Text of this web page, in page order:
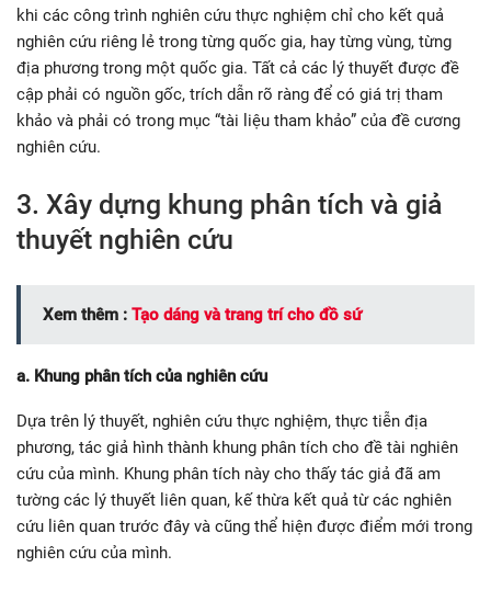
khi các công trình nghiên cứu thực nghiệm chỉ cho kết quả
nghiên cứu riêng lẻ trong từng quốc gia, hay từng vùng, từng
địa phương trong một quốc gia. Tất cả các lý thuyết được đề
cập phải có nguồn gốc, trích dẫn rõ ràng để có giá trị tham
khảo và phải có trong mục “tài liệu tham khảo” của đề cương
nghiên cứu.
3. Xây dựng khung phân tích và giả
thuyết nghiên cứu
Xem thêm : Tạo dáng và trang trí cho đồ sứ
a. Khung phân tích của nghiên cứu
Dựa trên lý thuyết, nghiên cứu thực nghiệm, thực tiễn địa
phương, tác giả hình thành khung phân tích cho đề tài nghiên
cứu của mình. Khung phân tích này cho thấy tác giả đã am
tường các lý thuyết liên quan, kế thừa kết quả từ các nghiên
cứu liên quan trước đây và cũng thể hiện được điểm mới trong
nghiên cứu của mình.